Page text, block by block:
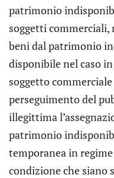
patrimonio
soggetti commerciali,
beni dal patrimonio
disponibile nel caso
soggetto
perseguimento del
illegittima
patrimonio
temporanea in
condizione che siano